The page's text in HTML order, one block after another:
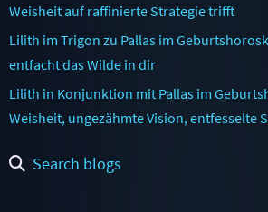
Weisheit auf raffinierte Strategie trifft
Lilith im Trigon zu Pallas im
entfacht das Wilde in dir
Lilith in Konjunktion mit Pallas im
Weisheit, ungezähmte Vision, entfesselte
Search blogs